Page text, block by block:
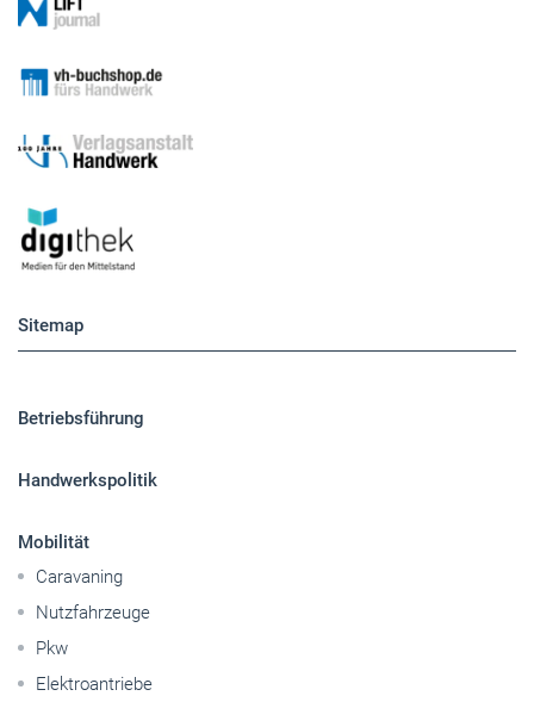
Sitemap
Betriebsführung
Handwerkspolitik
Mobilität
Caravaning
Nutzfahrzeuge
Pkw
Elektroantriebe